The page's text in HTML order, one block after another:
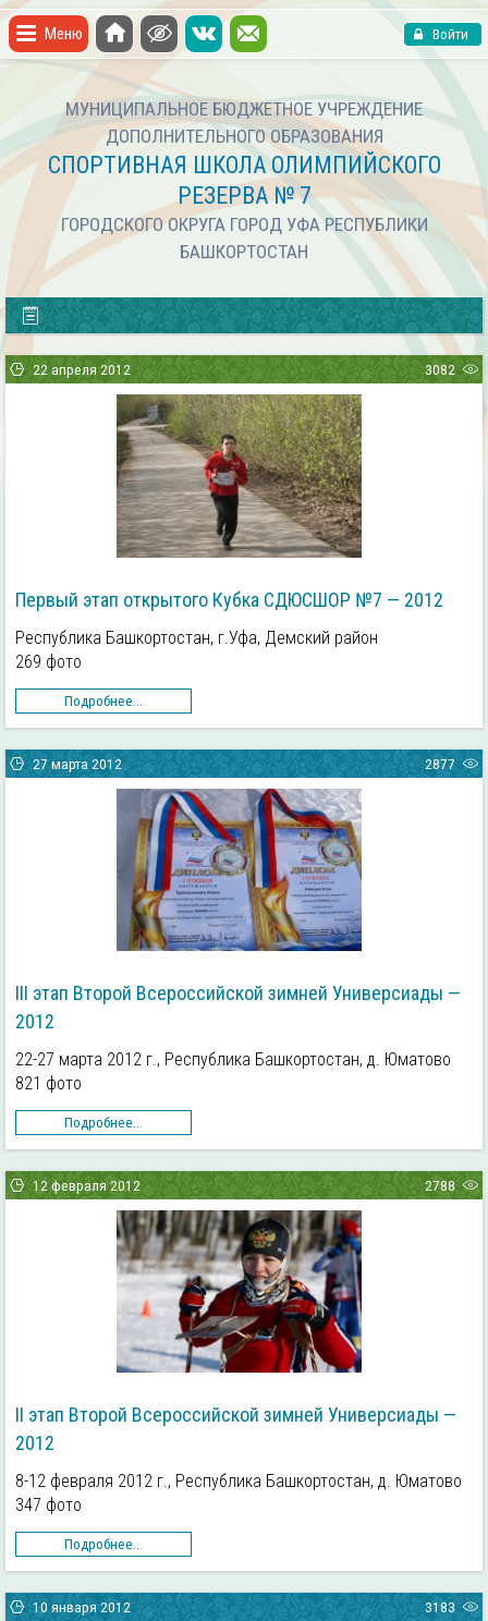
Меню Войти
МУНИЦИПАЛЬНОЕ БЮДЖЕТНОЕ УЧРЕЖДЕНИЕ
ДОПОЛНИТЕЛЬНОГО ОБРАЗОВАНИЯ
СПОРТИВНАЯ ШКОЛА ОЛИМПИЙСКОГО
РЕЗЕРВА № 7
ГОРОДСКОГО ОКРУГА ГОРОД УФА РЕСПУБЛИКИ
БАШКОРТОСТАН
22 апреля 2012 3082
Первый этап открытого Кубка СДЮСШОР №7 — 2012
Республика Башкортостан, г.Уфа, Демский район
269 фото
Подробнее...
27 марта 2012 2877
III этап Второй Всероссийской зимней Универсиады —
2012
22-27 марта 2012 г., Республика Башкортостан, д. Юматово
821 фото
Подробнее...
12 февраля 2012 2788
II этап Второй Всероссийской зимней Универсиады —
2012
8-12 февраля 2012 г., Республика Башкортостан, д. Юматово
347 фото
Подробнее...
10 января 2012 3183